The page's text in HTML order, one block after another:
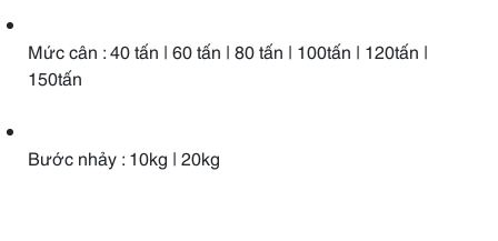
Mức cân : 40 tấn | 60 tấn | 80 tấn | 100tấn | 120tấn |
150tấn
Bước nhảy : 10kg | 20kg